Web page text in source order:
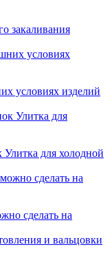
закаливания
условиях изделий
Улитка для холодной
сделать на